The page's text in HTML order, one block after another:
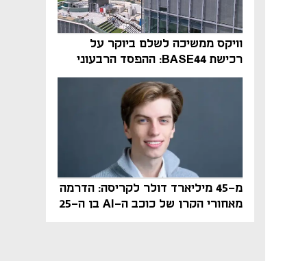
וויקס ממשיכה לשלם ביוקר על
רכישת BASE44: ההפסד הרבעוני
זינק ל-76 מיליון דולר
מ-45 מיליארד דולר לקריסה: הדרמה
מאחורי הקרן של כוכב ה-AI בן ה-25